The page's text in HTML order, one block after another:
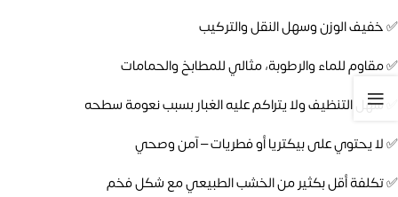
✅ خفيف الوزن وسهل النقل والتركيب
✅ مقاوم للماء والرطوبة، مثالي للمطابخ والحمامات
✅ سهل التنظيف ولا يتراكم عليه الغبار بسبب نعومة سطحه
✅ لا يحتوي على بيكتريا أو فطريات – آمن وصحي
✅ تكلفة أقل بكثير من الخشب الطبيعي مع شكل فخم